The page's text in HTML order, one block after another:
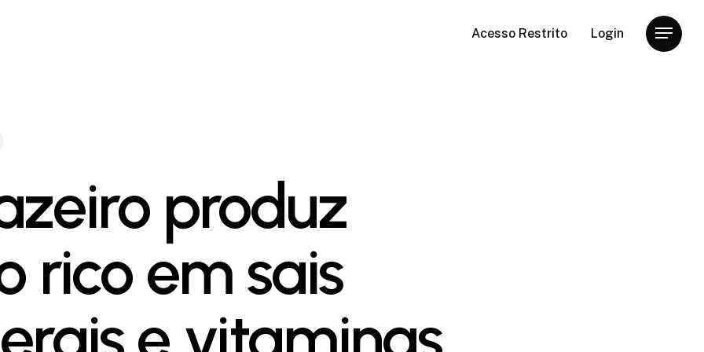
Acesso Restrito Login Menu
produz
rico em sais